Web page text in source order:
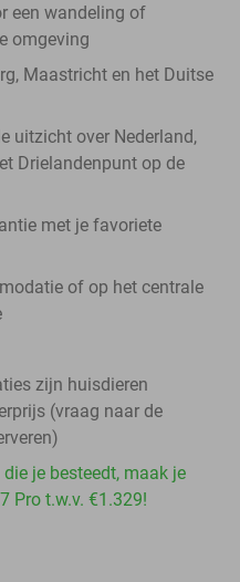
een wandeling of
omgeving
Maastricht en het Duitse
uitzicht over Nederland,
Drielandenpunt op de
met je favoriete
of op het centrale
zijn huisdieren
(vraag naar de
je besteedt, maak je
Pro t.w.v. €1.329!